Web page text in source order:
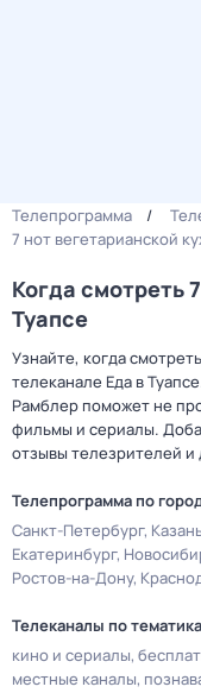
Телепрограмма
7 нот вегетарианской
Когда смотреть
Туапсе
Узнайте, когда
телеканале Еда в
Рамблер поможет не
фильмы и сериалы.
отзывы телезрителей
Телепрограмма по
Санкт-Петербург
Екатеринбург
Ростов-на-Дону
Телеканалы по
кино и сериалы
местные каналы